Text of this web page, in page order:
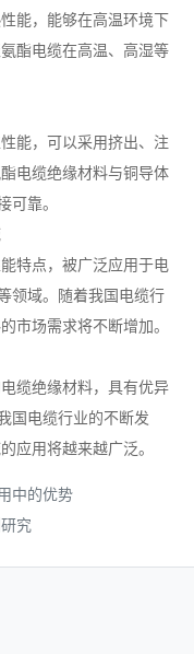
能，能够在高温环境下
酯电缆在高温、高湿等
能，可以采用挤出、注
电缆绝缘材料与铜导体
可靠。
特点，被广泛应用于电
领域。随着我国电缆行
市场需求将不断增加。
缆绝缘材料，具有优异
国电缆行业的不断发
应用将越来越广泛。
中的优势
究